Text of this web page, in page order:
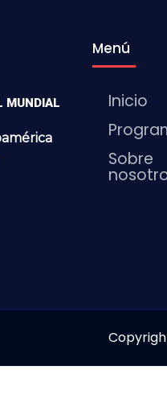
MUNDIAL
Menú
Inicio
Sobre